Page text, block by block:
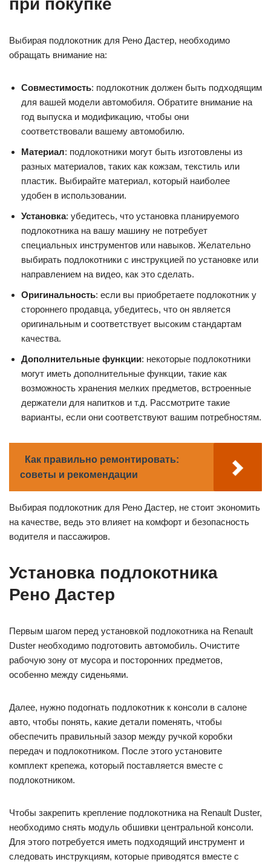
при покупке
Выбирая подлокотник для Рено Дастер, необходимо
обращать внимание на:
Совместимость: подлокотник должен быть подходящим
для вашей модели автомобиля. Обратите внимание на
год выпуска и модификацию, чтобы они
соответствовали вашему автомобилю.
Материал: подлокотники могут быть изготовлены из
разных материалов, таких как кожзам, текстиль или
пластик. Выбирайте материал, который наиболее
удобен в использовании.
Установка: убедитесь, что установка планируемого
подлокотника на вашу машину не потребует
специальных инструментов или навыков. Желательно
выбирать подлокотники с инструкцией по установке или
направлением на видео, как это сделать.
Оригинальность: если вы приобретаете подлокотник у
стороннего продавца, убедитесь, что он является
оригинальным и соответствует высоким стандартам
качества.
Дополнительные функции: некоторые подлокотники
могут иметь дополнительные функции, такие как
возможность хранения мелких предметов, встроенные
держатели для напитков и т.д. Рассмотрите такие
варианты, если они соответствуют вашим потребностям.
Как правильно ремонтировать:
советы и рекомендации
Выбирая подлокотник для Рено Дастер, не стоит экономить
на качестве, ведь это влияет на комфорт и безопасность
водителя и пассажиров.
Установка подлокотника
Рено Дастер
Первым шагом перед установкой подлокотника на Renault
Duster необходимо подготовить автомобиль. Очистите
рабочую зону от мусора и посторонних предметов,
особенно между сиденьями.
Далее, нужно подогнать подлокотник к консоли в салоне
авто, чтобы понять, какие детали поменять, чтобы
обеспечить правильный зазор между ручкой коробки
передач и подлокотником. После этого установите
комплект крепежа, который поставляется вместе с
подлокотником.
Чтобы закрепить крепление подлокотника на Renault Duster,
необходимо снять модуль обшивки центральной консоли.
Для этого потребуется иметь подходящий инструмент и
следовать инструкциям, которые приводятся вместе с